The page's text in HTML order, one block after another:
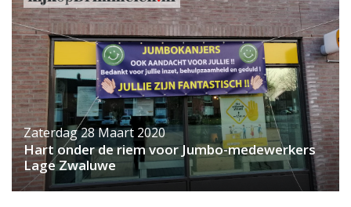
Zaterdag 28 Maart 2020
Hart onder de riem voor Jumbo-medewerkers
Lage Zwaluwe